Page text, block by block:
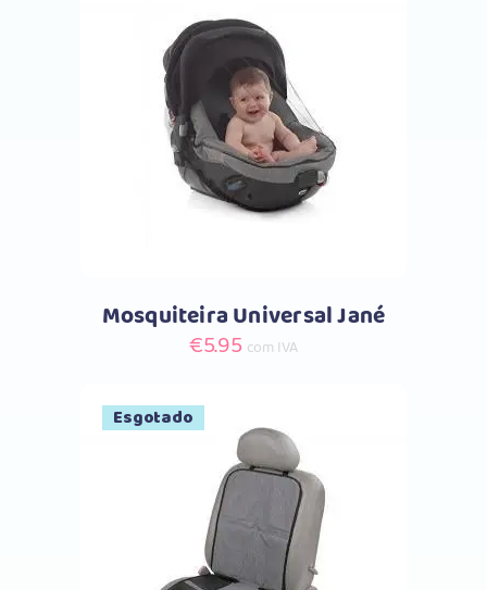
Comprar
Mosquiteira Universal Jané
€5.95 com IVA
Esgotado
Comprar